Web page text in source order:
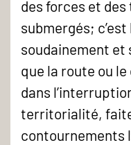
des forces et
submergés;
soudainement et
que la route ou
dans
territorialité,
contournements